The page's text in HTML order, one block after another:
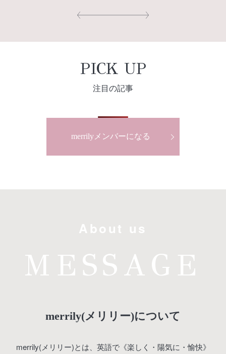
PICK UP
注目の記事
merrilyメンバーになる
About us
MESSAGE
merrily(メリリー)について
merrily(メリリー)とは、英語で《楽しく・陽気に・愉快》